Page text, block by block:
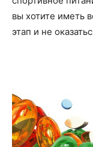
вы хотите иметь
этап и не